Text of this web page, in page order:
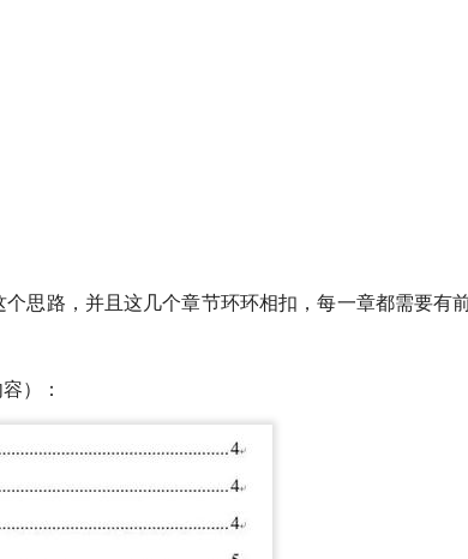
思路，并且这几个章节环环相扣，每一章都需要有
）：